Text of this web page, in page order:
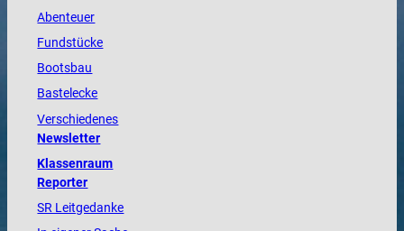
Abenteuer
Fundstücke
Bootsbau
Bastelecke
Verschiedenes
Newsletter
Klassenraum
Reporter
SR Leitgedanke